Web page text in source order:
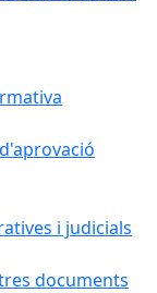
i judicials
documents